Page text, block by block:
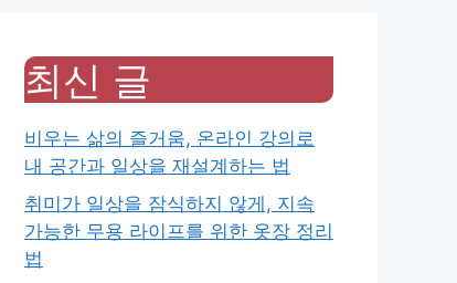
최신 글
비우는 삶의 즐거움, 온라인 강의로
내 공간과 일상을 재설계하는 법
취미가 일상을 잠식하지 않게, 지속
가능한 무용 라이프를 위한 옷장 정리
법